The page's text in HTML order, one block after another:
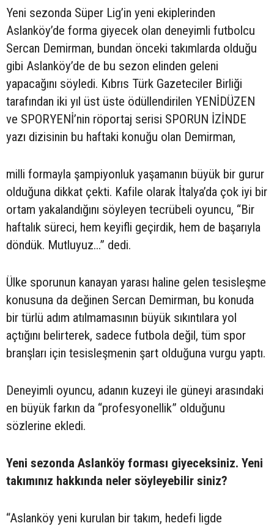
Yeni sezonda Süper Lig’in yeni ekiplerinden
Aslanköy’de forma giyecek olan deneyimli futbolcu
Sercan Demirman, bundan önceki takımlarda olduğu
gibi Aslanköy’de de bu sezon elinden geleni
yapacağını söyledi. Kıbrıs Türk Gazeteciler Birliği
tarafından iki yıl üst üste ödüllendirilen YENİDÜZEN
ve SPORYENİ’nin röportaj serisi SPORUN İZİNDE
yazı dizisinin bu haftaki konuğu olan Demirman,
milli formayla şampiyonluk yaşamanın büyük bir gurur
olduğuna dikkat çekti. Kafile olarak İtalya’da çok iyi bir
ortam yakalandığını söyleyen tecrübeli oyuncu, “Bir
haftalık süreci, hem keyifli geçirdik, hem de başarıyla
döndük. Mutluyuz...” dedi.
Ülke sporunun kanayan yarası haline gelen tesisleşme
konusuna da değinen Sercan Demirman, bu konuda
bir türlü adım atılmamasının büyük sıkıntılara yol
açtığını belirterek, sadece futbola değil, tüm spor
branşları için tesisleşmenin şart olduğuna vurgu yaptı.
Deneyimli oyuncu, adanın kuzeyi ile güneyi arasındaki
en büyük farkın da “profesyonellik” olduğunu
sözlerine ekledi.
Yeni sezonda Aslanköy forması giyeceksiniz. Yeni
takımınız hakkında neler söyleyebilir siniz?
“Aslanköy yeni kurulan bir takım, hedefi ligde